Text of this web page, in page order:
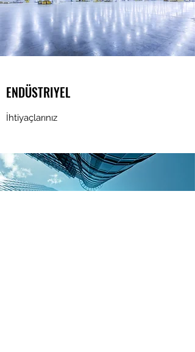
ENDÜSTRIYEL
İhtiyaçlarınız